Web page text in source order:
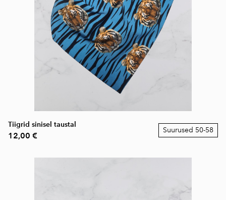
Tiigrid sinisel taustal
12,00 €
Suurused 50-58